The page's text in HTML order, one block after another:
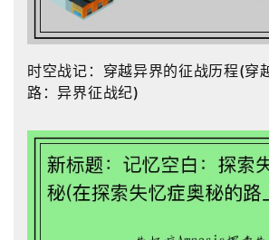
时空战记：穿越异界的征战历程(穿
路：异界征战纪)